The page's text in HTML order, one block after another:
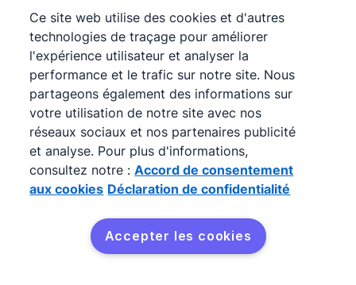
pas.
Marketing d'influence : stratégies et
bonnes pratiques
Ce site web utilise des cookies et d'autres
technologies de traçage pour améliorer
l'expérience utilisateur et analyser la
performance et le trafic sur notre site. Nous
partageons également des informations sur
votre utilisation de notre site avec nos
réseaux sociaux et nos partenaires publicité
et analyse. Pour plus d'informations,
consultez notre : Accord de consentement
aux cookies Déclaration de confidentialité
Accepter les cookies